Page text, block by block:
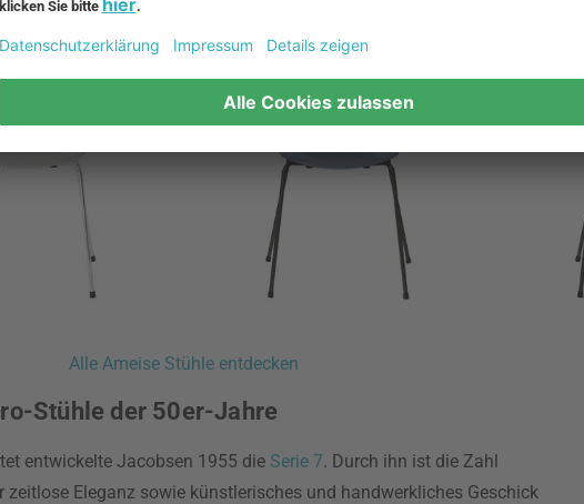
Alle Ameise Stühle entdecken
Stühle der 50er-Jahre
entwickelte Jacobsen 1955 die Serie 7. Durch ihn ist die Zahl
zeitlose Eleganz sowie künstlerisches und handwerkliches Geschick